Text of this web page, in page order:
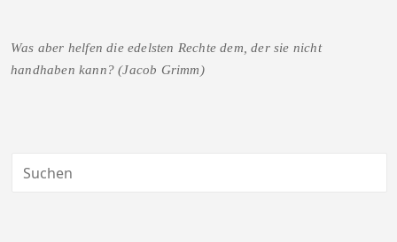
Was aber helfen die edelsten Rechte dem, der sie nicht
handhaben kann? (Jacob Grimm)